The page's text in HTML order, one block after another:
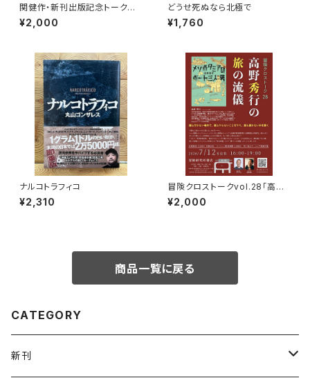
関健作・新刊出版記念トークイ
ベント録画視聴権
¥2,000
どうせ死ぬなら北極で
¥1,760
ナルコトラフィコ
¥2,310
冒険クロストークvol.28「高野
秀行の旅の流儀」録画視聴権
¥2,000
商品一覧に戻る
CATEGORY
新刊